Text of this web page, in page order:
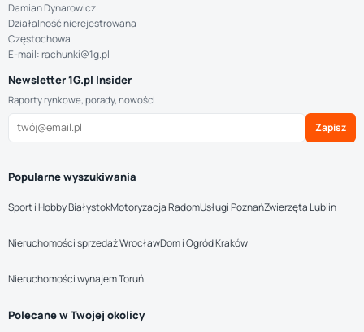
Damian Dynarowicz
Działalność nierejestrowana
Częstochowa
E-mail: rachunki@1g.pl
Newsletter 1G.pl Insider
Raporty rynkowe, porady, nowości.
Zapisz
Popularne wyszukiwania
Sport i Hobby BiałystokMotoryzacja RadomUsługi PoznańZwierzęta Lublin
Nieruchomości sprzedaż WrocławDom i Ogród Kraków
Nieruchomości wynajem Toruń
Polecane w Twojej okolicy